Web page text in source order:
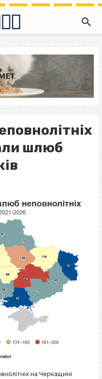
шлюб
на Черкащині